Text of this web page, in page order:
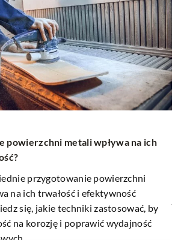
swoją firmę w sieci –
dla małych przedsiębiorstw
Zdobądź praktyczne wskazówki,
firmie widoczność w sieci i zdobyć